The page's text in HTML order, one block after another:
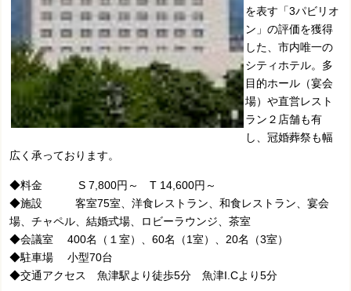
を表す「3パビリオ
ン」の評価を獲得
した、市内唯一の
シティホテル。多
目的ホール（宴会
場）や直営レスト
ラン２店舗も有
し、冠婚葬祭も幅
広く承っております。
◆料金 S 7,800円～ T 14,600円～
◆施設 客室75室、洋食レストラン、和食レストラン、宴会
場、チャペル、結婚式場、ロビーラウンジ、茶室
◆会議室 400名（１室）、60名（1室）、20名（3室）
◆駐車場 小型70台
◆交通アクセス 魚津駅より徒歩5分 魚津I.Cより5分